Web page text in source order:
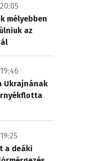
mélyebben
az
Ukrajnának
a deáki